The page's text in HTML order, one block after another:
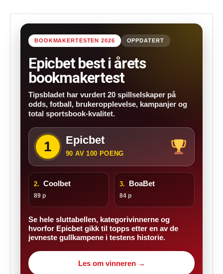
BOOKMAKERTESTEN 2026 OPPDATERT
Epicbet best i årets
bookmakertest
Tipsbladet har vurdert 20 spillselskaper på
odds, fotball, brukeropplevelse, kampanjer og
total sportsbook-kvalitet.
1 Epicbet
90 AV 100 POENG
2. Coolbet
89 p
3. BoaBet
84 p
Se hele sluttabellen, kategorivinnerne og
hvorfor Epicbet gikk til topps etter en av de
jevneste gullkampene i testens historie.
Les om vinneren →